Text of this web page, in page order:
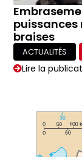
puissances
braises
ACTUALITÉS
Lire la